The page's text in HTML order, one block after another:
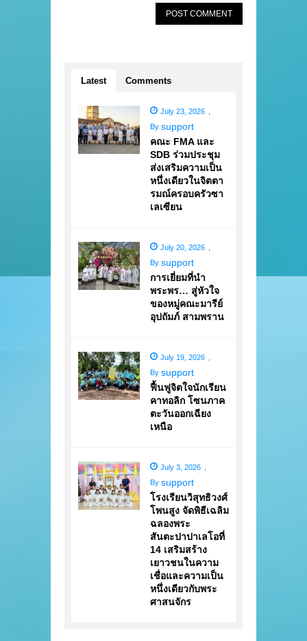
Latest Comments
July 23, 2026
By support
คณะ FMA และ
SDB ร่วมประชุม
ส่งเสริมความเป็น
หนึ่งเดียวในจิตตา
รมณ์ครอบครัวซา
เลเซียน
July 20, 2026
By support
การเยี่ยมที่นำ
พระพร… สู่หัวใจ
ของหมู่คณะมารีย์
อุปถัมภ์ สามพราน
July 19, 2026
By support
ฟื้นฟูจิตใจนักเรียน
คาทอลิก โซนภาค
ตะวันออกเฉียง
เหนือ
July 3, 2026
By support
โรงเรียนวิสุทธิวงศ์
โพนสูง จัดพิธีเฉลิม
ฉลองพระ
สันตะปาปาเลโอที่
14 เสริมสร้าง
เยาวชนในความ
เชื่อและความเป็น
หนึ่งเดียวกับพระ
ศาสนจักร